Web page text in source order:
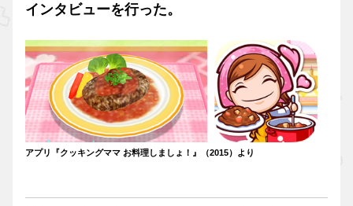
インタビューを行った。
アプリ『クッキングママ お料理しましょ！』（2015）より